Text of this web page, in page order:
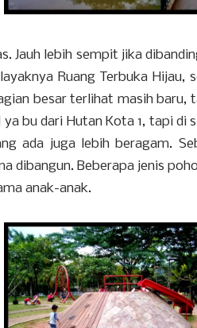
Jauh lebih sempit jika
Ruang Terbuka
besar terlihat masih baru,
bu dari Hutan Kota 1, tapi di
ada juga lebih beragam.
dibangun. Beberapa jenis
anak-anak.